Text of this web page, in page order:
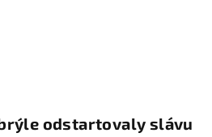
odstartovaly slávu